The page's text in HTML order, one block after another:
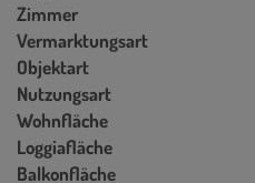
Zimmer
Vermarktungsart
Objektart
Nutzungsart
Wohnfläche
Loggiafläche
Balkonfläche